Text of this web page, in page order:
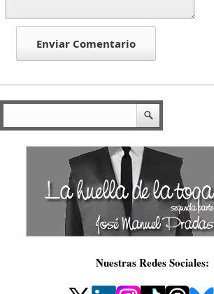
Nuestras Redes Sociales: